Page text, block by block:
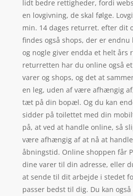
lidt bedre rettigheder, fordi
en lovgivning, de skal følge.
min. 14 dages returret. efter dit
findes også shops, der er endnu
og nogle giver endda et helt års
returretten har du online også
varer og shops, og det at
en leg, uden af være afhængig
tæt på din bopæl. Og du kan
sidder på toilettet med din
på, at ved at handle online, så
være afhængig af at nå at
åbningstid. Online shoppen får
dine varer til din adresse, eller
at sende til dit arbejde i stedet
passer bedst til dig. Du kan